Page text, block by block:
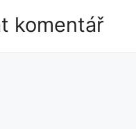
komentář